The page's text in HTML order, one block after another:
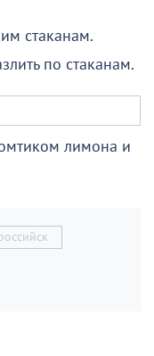
стаканам.
по стаканам.
лимона и